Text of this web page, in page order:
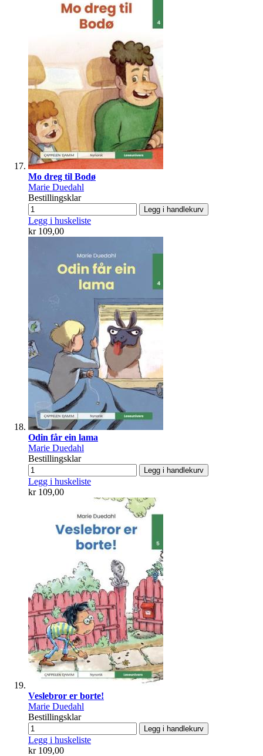
Mo dreg til Bodø
Marie Duedahl
Bestillingsklar
Legg i handlekurv
Legg i huskeliste
kr 109,00
Odin får ein lama
Marie Duedahl
Bestillingsklar
Legg i handlekurv
Legg i huskeliste
kr 109,00
Veslebror er borte!
Marie Duedahl
Bestillingsklar
Legg i handlekurv
Legg i huskeliste
kr 109,00